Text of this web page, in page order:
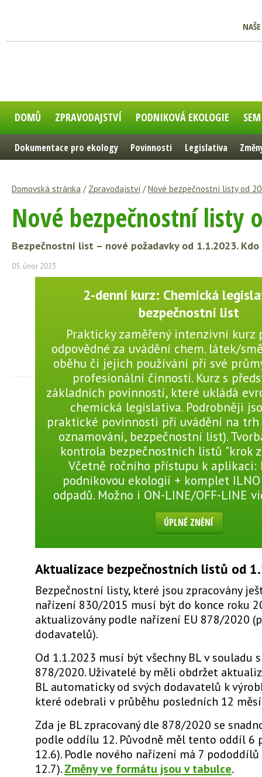
DOMŮ ZPRAVODAJSTVÍ PODNIKOVÁ EKOLOGIE
Dokumentace pro ekology Povinnosti Legislativa
Domovská stránka / Zpravodajství /Nové bezpečnostní listy od
Nové bezpečnostní listy
Bezpečnostní list – nové požadavky od 1.1.2023.
05. únor 2023
2-denní kurz: Chemická
bezpečnostní list
Prakticky zaměřený intenzivní kurz
odpovědné za uvádění chem. látek/
oběhu či jejich používání při své
profesionální činnosti. Kurz s
základních povinností, které ukládá
chemická legislativa. Podrobněji
praktické povinnosti při uvádění na trh
oznamování, bezpečnostní list).
kontrola bezpečnostních listů "krok
Včetně ročního přístupu k aplikaci:
podnikovou ekologií + komplet
odpadů. Možno i ON-LINE/OFF-LINE
ÚPLNÉ ZNĚNÍ
Aktualizace bezpečnostních listů od
Bezpečnostní listy, které jsou zpracovány
nařízení 830/2015 musí být do konce roku
aktualizovány podle nařízení EU 878/2020
dodavatelů).
Od 1.1.2023 musí být všechny BL v souladu
878/2020. Uživatelé by měli obdržet
BL automaticky od svých dodavatelů k
které odebrali v průběhu posledních 12
Zda je BL zpracovaný dle 878/2020 se
podle oddílu 12. Původně měl tento oddíl 6
12.6). Podle nového nařízení má 7 pododdílů
12.7).Změny ve formátu jsou v tabulce.